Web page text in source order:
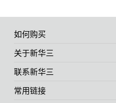
如何购买
关于新华三
联系新华三
常用链接